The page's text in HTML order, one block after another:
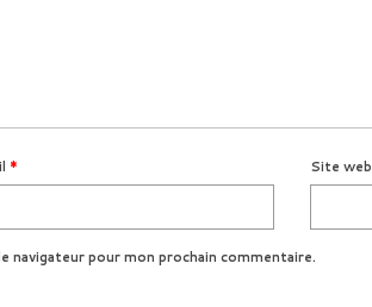
* Site web
pour mon prochain commentaire.